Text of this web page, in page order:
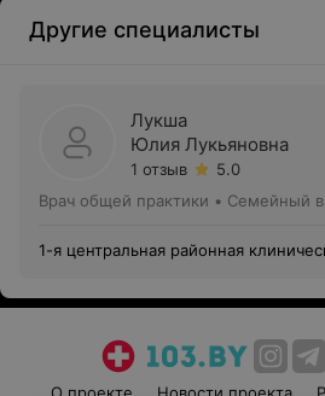
Другие специалисты
Лукша
Юлия Лукьяновна
1 отзыв
5.0
Врач общей практики • Семейный
1-я центральная районная